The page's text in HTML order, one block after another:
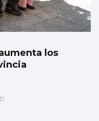
los